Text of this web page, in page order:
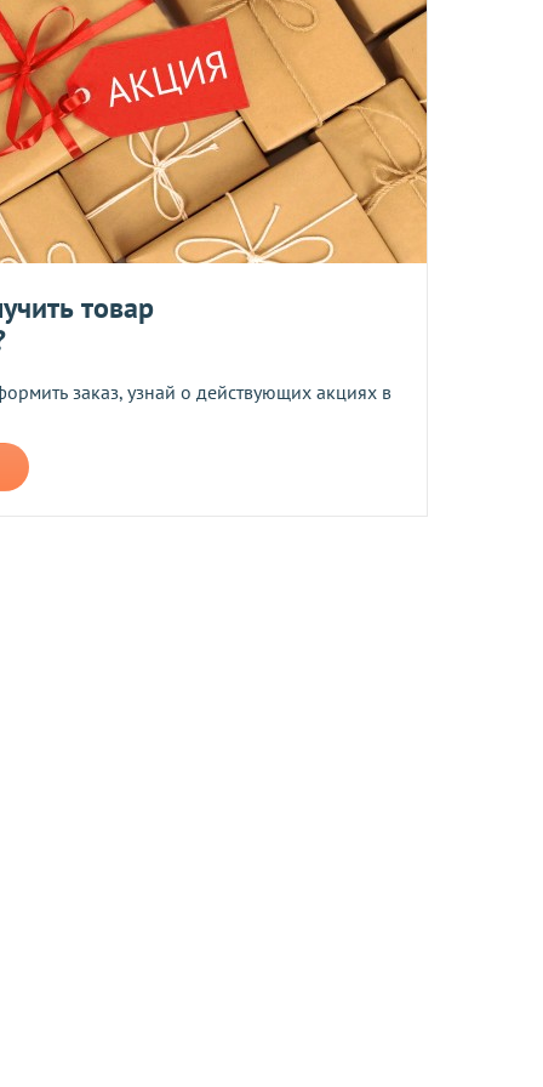
моих персональных данных
не более 10 мб
в течение 14 дней после получения (для товаров
в случаях если товар не соответствует
в действующем
товар
заказ, узнай о действующих акциях в